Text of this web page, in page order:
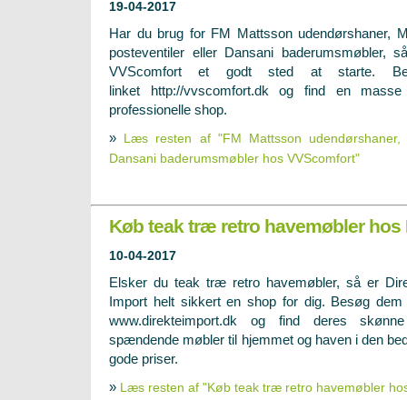
19-04-2017
Har du brug for FM Mattsson udendørshaner,
posteventiler eller Dansani baderumsmøbler,
VVScomfort et godt sted at starte.
linket http://vvscomfort.dk og find en
professionelle shop.
» Læs resten af "FM Mattsson udendørshaner,
Dansani baderumsmøbler hos VVScomfort"
Køb teak træ retro havemøbler hos
10-04-2017
Elsker du teak træ retro havemøbler, så er
Import helt sikkert en shop for dig. Besøg dem
www.direkteimport.dk og find deres
spændende møbler til hjemmet og haven i den
gode priser.
» Læs resten af "Køb teak træ retro havemøbler